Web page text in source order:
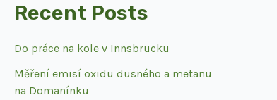
Recent Posts
Do práce na kole v Innsbrucku
Měření emisí oxidu dusného a metanu
na Domanínku